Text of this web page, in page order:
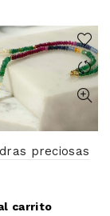
preciosas
carrito